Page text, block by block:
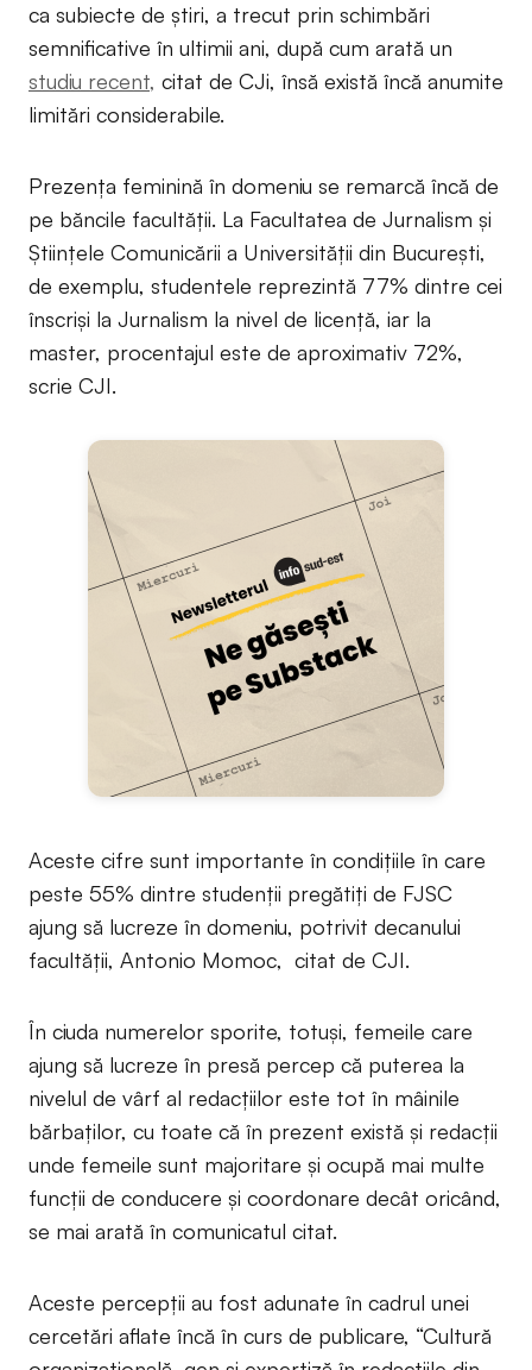
ca subiecte de știri, a trecut prin schimbări
semnificative în ultimii ani, după cum arată un
studiu recent, citat de CJi, însă există încă anumite
limitări considerabile.
Prezența feminină în domeniu se remarcă încă de
pe băncile facultății. La Facultatea de Jurnalism și
Științele Comunicării a Universității din București,
de exemplu, studentele reprezintă 77% dintre cei
înscriși la Jurnalism la nivel de licență, iar la
master, procentajul este de aproximativ 72%,
scrie CJI.
Aceste cifre sunt importante în condițiile în care
peste 55% dintre studenții pregătiți de FJSC
ajung să lucreze în domeniu, potrivit decanului
facultății, Antonio Momoc, citat de CJI.
În ciuda numerelor sporite, totuși, femeile care
ajung să lucreze în presă percep că puterea la
nivelul de vârf al redacțiilor este tot în mâinile
bărbaților, cu toate că în prezent există și redacții
unde femeile sunt majoritare și ocupă mai multe
funcții de conducere și coordonare decât oricând,
se mai arată în comunicatul citat.
Aceste percepții au fost adunate în cadrul unei
cercetări aflate încă în curs de publicare, “Cultură